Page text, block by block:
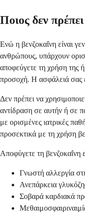
Ποιος δεν
Ενώ η βενζοκαΐνη είναι
ανθρώπους, υπάρχουν
αποφεύγετε τη χρήση της ή
προσοχή. Η ασφάλειά σας
Δεν πρέπει να
αντίδραση σε αυτήν ή σε
με ορισμένες ιατρικές
προσεκτικά με τη χρήση
Αποφύγετε τη βενζοκαΐνη
Γνωστή αλλεργία
Ανεπάρκεια
Σοβαρά καρδιακά